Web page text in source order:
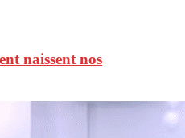
naissent nos